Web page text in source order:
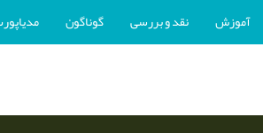
آموزش نقد و بررسی گوناگون